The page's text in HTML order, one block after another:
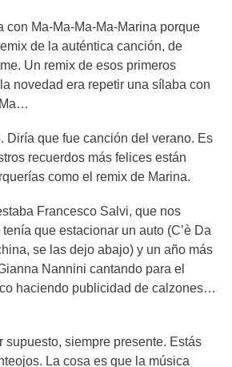
con Ma-Ma-Ma-Ma-Marina porque
de la auténtica canción, de
Un remix de esos primeros
novedad era repetir una sílaba con
Diría que fue canción del verano. Es
recuerdos más felices están
como el remix de Marina.
Francesco Salvi, que nos
que estacionar un auto (C’è Da
se las dejo abajo) y un año más
Nannini cantando para el
haciendo publicidad de calzones…
supuesto, siempre presente. Estás
La cosa es que la música